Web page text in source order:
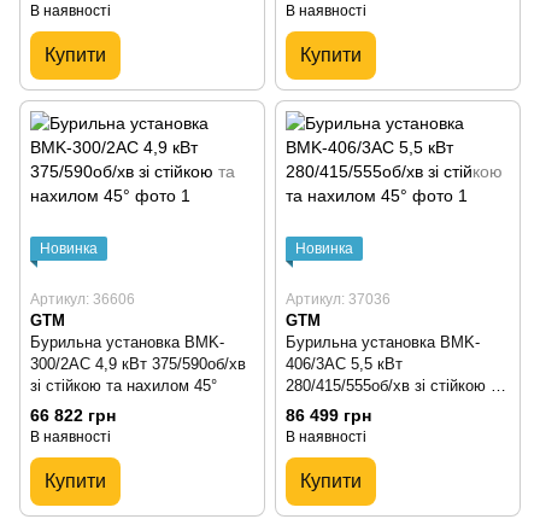
В наявності
Купити
В наявності
Купити
Новинка
Артикул: 36606
GTM
Бурильна установка BMK-
300/2AC 4,9 кВт 375/590об/хв
зі стійкою та нахилом 45°
66 822 грн
В наявності
Купити
Новинка
Артикул: 37036
GTM
Бурильна установка BMK-
406/3AC 5,5 кВт
280/415/555об/хв зі стійкою та
нахилом 45°
86 499 грн
В наявності
Купити